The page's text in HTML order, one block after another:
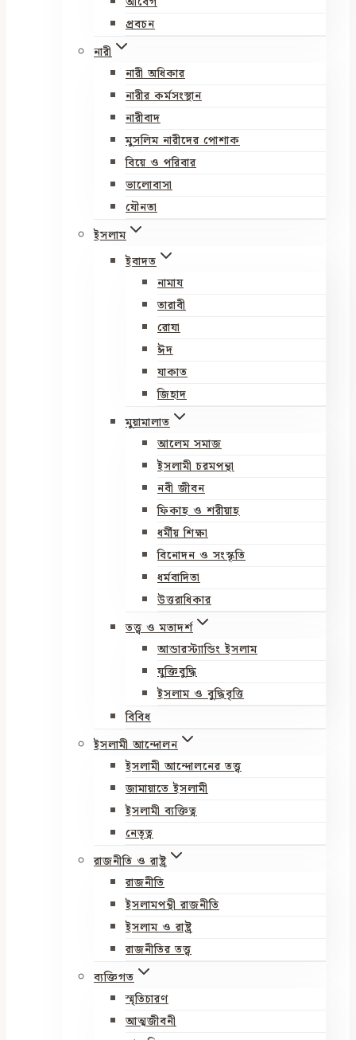
প্রবচন
নারী
নারী অধিকার
নারীর কর্মসংস্থান
নারীবাদ
মুসলিম নারীদের পোশাক
বিয়ে ও পরিবার
ভালোবাসা
যৌনতা
ইসলাম
ইবাদত
নামায
তারাবী
রোযা
ঈদ
যাকাত
জিহাদ
মুয়ামালাত
আলেম সমাজ
ইসলামী চরমপন্থা
নবী জীবন
ফিকাহ ও শরীয়াহ
ধর্মীয় শিক্ষা
বিনোদন ও সংস্কৃতি
ধর্মবাদিতা
উত্তরাধিকার
তত্ত্ব ও মতাদর্শ
আন্ডারস্ট্যান্ডিং ইসলাম
যুক্তিবুদ্ধি
ইসলাম ও বুদ্ধিবৃত্তি
বিবিধ
ইসলামী আন্দোলন
ইসলামী আন্দোলনের তত্ত্ব
জামায়াতে ইসলামী
ইসলামী ব্যক্তিত্ব
নেতৃত্ব
রাজনীতি ও রাষ্ট্র
রাজনীতি
ইসলামপন্থী রাজনীতি
ইসলাম ও রাষ্ট্র
রাজনীতির তত্ত্ব
ব্যক্তিগত
স্মৃতিচারণ
আত্মজীবনী